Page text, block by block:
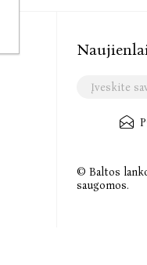
© Baltos
saugomos.